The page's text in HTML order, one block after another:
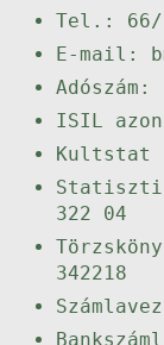
Tel.: 66/
E-mail:
Adószám:
ISIL
Kultstat
322 04
342218